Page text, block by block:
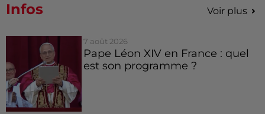
Infos Voir plus
7 août 2026
Pape Léon XIV en France : quel
est son programme ?